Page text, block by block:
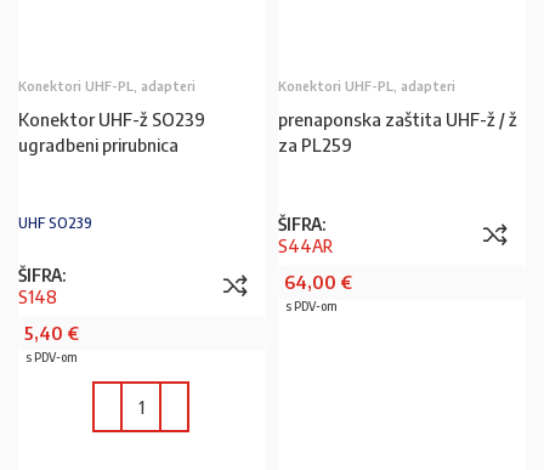
Konektori UHF-PL, adapteri
Konektor UHF-ž SO239
ugradbeni prirubnica
UHF SO239
ŠIFRA:
S148
5,40 €
s PDV-om
Konektori UHF-PL, adapteri
prenaponska zaštita UHF-ž / ž
za PL259
ŠIFRA:
S44AR
64,00 €
s PDV-om